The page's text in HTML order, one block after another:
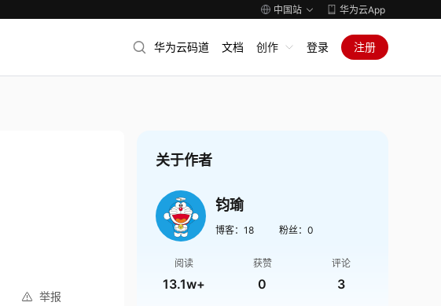
中国站 华为云App
华为云码道 文档 创作 登录 注册
举报
关于作者
钧瑜
博客： 18 粉丝： 0
阅读
13.1w+
获赞
0
评论
3